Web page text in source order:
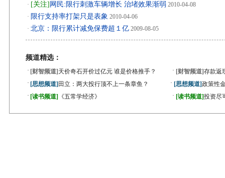
· [关注] 网民:限行刺激车辆增长 治堵效果渐弱 2010-04-08
· 限行支持率打架只是表象 2010-04-06
· 北京：限行累计减免保费超１亿 2009-08-05
频道精选：
· [财智频道] 天价奇石开价过亿元 谁是价格推手？ · [财智频道]存款返
· [思想频道] 田立：两大投行顶不上一条章鱼？ · [思想频道]政策性
· [读书频道] 《五常学经济》 · [读书频道]投资尽